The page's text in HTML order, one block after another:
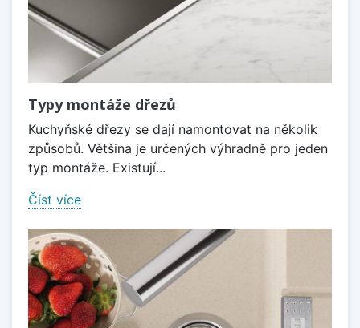
Typy montáže dřezů
Kuchyňské dřezy se dají namontovat na několik
způsobů. Většina je určených výhradně pro jeden
typ montáže. Existují...
Číst více